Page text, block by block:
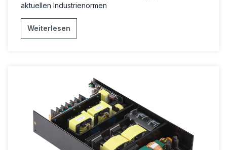
aktuellen Industrienormen
Weiterlesen